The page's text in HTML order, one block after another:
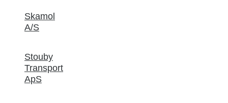
Skamol
A/S
Stouby
Transport
ApS